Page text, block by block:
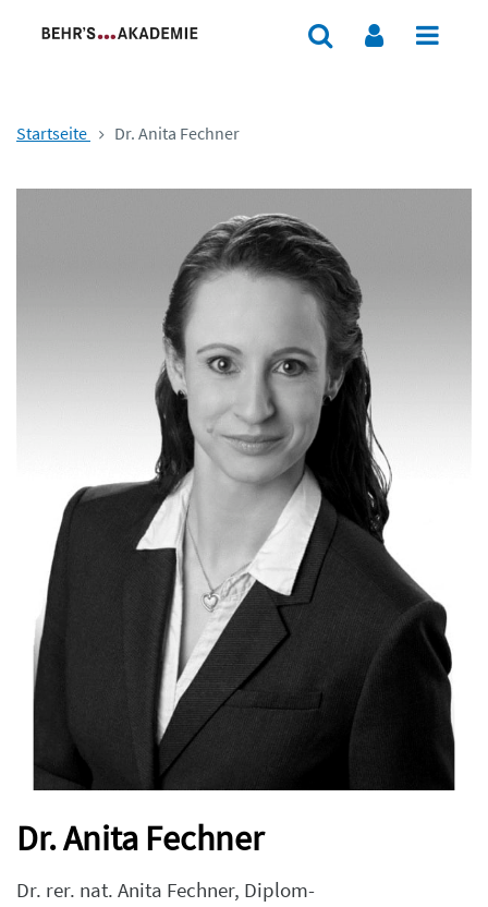
Startseite Dr. Anita Fechner
Dr. Anita Fechner
Dr. rer. nat. Anita Fechner, Diplom-